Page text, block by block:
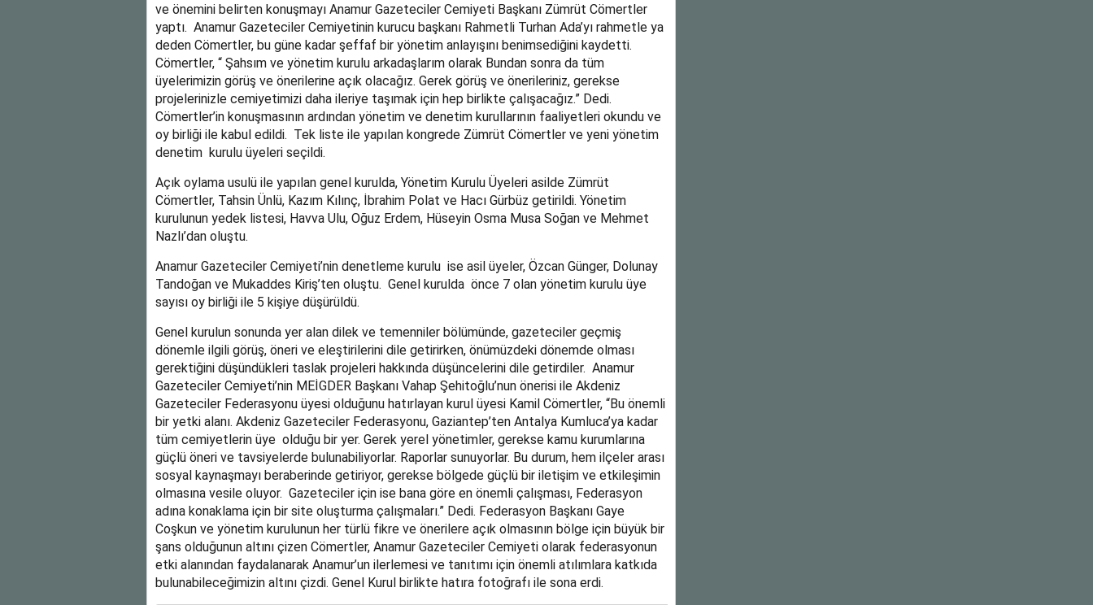
ve önemini belirten konuşmayı Anamur Gazeteciler Cemiyeti Başkanı Zümrüt Cömertler
yaptı. Anamur Gazeteciler Cemiyetinin kurucu başkanı Rahmetli Turhan Ada’yı rahmetle ya
deden Cömertler, bu güne kadar şeffaf bir yönetim anlayışını benimsediğini kaydetti.
Cömertler, “ Şahsım ve yönetim kurulu arkadaşlarım olarak Bundan sonra da tüm
üyelerimizin görüş ve önerilerine açık olacağız. Gerek görüş ve önerileriniz, gerekse
projelerinizle cemiyetimizi daha ileriye taşımak için hep birlikte çalışacağız.” Dedi.
Cömertler’in konuşmasının ardından yönetim ve denetim kurullarının faaliyetleri okundu ve
oy birliği ile kabul edildi. Tek liste ile yapılan kongrede Zümrüt Cömertler ve yeni yönetim
denetim kurulu üyeleri seçildi.
Açık oylama usulü ile yapılan genel kurulda, Yönetim Kurulu Üyeleri asilde Zümrüt
Cömertler, Tahsin Ünlü, Kazım Kılınç, İbrahim Polat ve Hacı Gürbüz getirildi. Yönetim
kurulunun yedek listesi, Havva Ulu, Oğuz Erdem, Hüseyin Osma Musa Soğan ve Mehmet
Nazlı’dan oluştu.
Anamur Gazeteciler Cemiyeti’nin denetleme kurulu ise asil üyeler, Özcan Günger, Dolunay
Tandoğan ve Mukaddes Kiriş’ten oluştu. Genel kurulda önce 7 olan yönetim kurulu üye
sayısı oy birliği ile 5 kişiye düşürüldü.
Genel kurulun sonunda yer alan dilek ve temenniler bölümünde, gazeteciler geçmiş
dönemle ilgili görüş, öneri ve eleştirilerini dile getirirken, önümüzdeki dönemde olması
gerektiğini düşündükleri taslak projeleri hakkında düşüncelerini dile getirdiler. Anamur
Gazeteciler Cemiyeti’nin MEİGDER Başkanı Vahap Şehitoğlu’nun önerisi ile Akdeniz
Gazeteciler Federasyonu üyesi olduğunu hatırlayan kurul üyesi Kamil Cömertler, “Bu önemli
bir yetki alanı. Akdeniz Gazeteciler Federasyonu, Gaziantep’ten Antalya Kumluca’ya kadar
tüm cemiyetlerin üye olduğu bir yer. Gerek yerel yönetimler, gerekse kamu kurumlarına
güçlü öneri ve tavsiyelerde bulunabiliyorlar. Raporlar sunuyorlar. Bu durum, hem ilçeler arası
sosyal kaynaşmayı beraberinde getiriyor, gerekse bölgede güçlü bir iletişim ve etkileşimin
olmasına vesile oluyor. Gazeteciler için ise bana göre en önemli çalışması, Federasyon
adına konaklama için bir site oluşturma çalışmaları.” Dedi. Federasyon Başkanı Gaye
Coşkun ve yönetim kurulunun her türlü fikre ve önerilere açık olmasının bölge için büyük bir
şans olduğunun altını çizen Cömertler, Anamur Gazeteciler Cemiyeti olarak federasyonun
etki alanından faydalanarak Anamur’un ilerlemesi ve tanıtımı için önemli atılımlara katkıda
bulunabileceğimizin altını çizdi. Genel Kurul birlikte hatıra fotoğrafı ile sona erdi.